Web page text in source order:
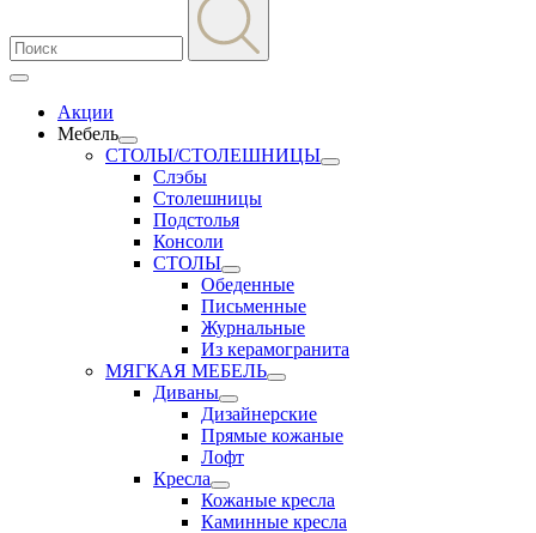
Акции
Мебель
СТОЛЫ/СТОЛЕШНИЦЫ
Слэбы
Столешницы
Подстолья
Консоли
СТОЛЫ
Обеденные
Письменные
Журнальные
Из керамогранита
МЯГКАЯ МЕБЕЛЬ
Диваны
Дизайнерские
Прямые кожаные
Лофт
Кресла
Кожаные кресла
Каминные кресла